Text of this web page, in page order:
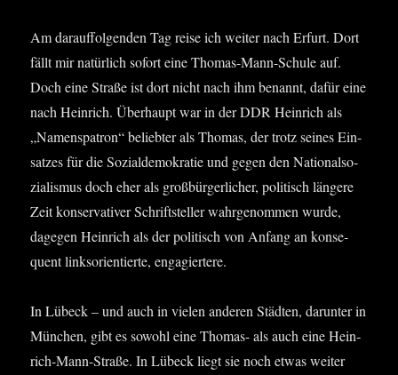
Am dar­auf­fol­gen­den Tag rei­se ich wei­ter nach Erfurt. Dort
fällt mir natür­lich sofort eine Tho­mas-Mann-Schu­le auf.
Doch eine Stra­ße ist dort nicht nach ihm benannt, dafür eine
nach Hein­rich. Über­haupt war in der DDR Hein­rich als
„Namens­pa­tron“ belieb­ter als Tho­mas, der trotz sei­nes Ein­
sat­zes für die Sozi­al­de­mo­kra­tie und gegen den Natio­nal­so­
zia­lis­mus doch eher als groß­bür­ger­li­cher, poli­tisch län­ge­re
Zeit kon­ser­va­ti­ver Schrift­stel­ler wahr­ge­nom­men wur­de,
dage­gen Hein­rich als der poli­tisch von Anfang an kon­se­
quent links­ori­en­tier­te, engagiertere.
In Lübeck – und auch in vie­len ande­ren Städ­ten, dar­un­ter in
Mün­chen, gibt es sowohl eine Tho­mas- als auch eine Hein­
rich-Mann-Stra­ße. In Lübeck liegt sie noch etwas wei­ter